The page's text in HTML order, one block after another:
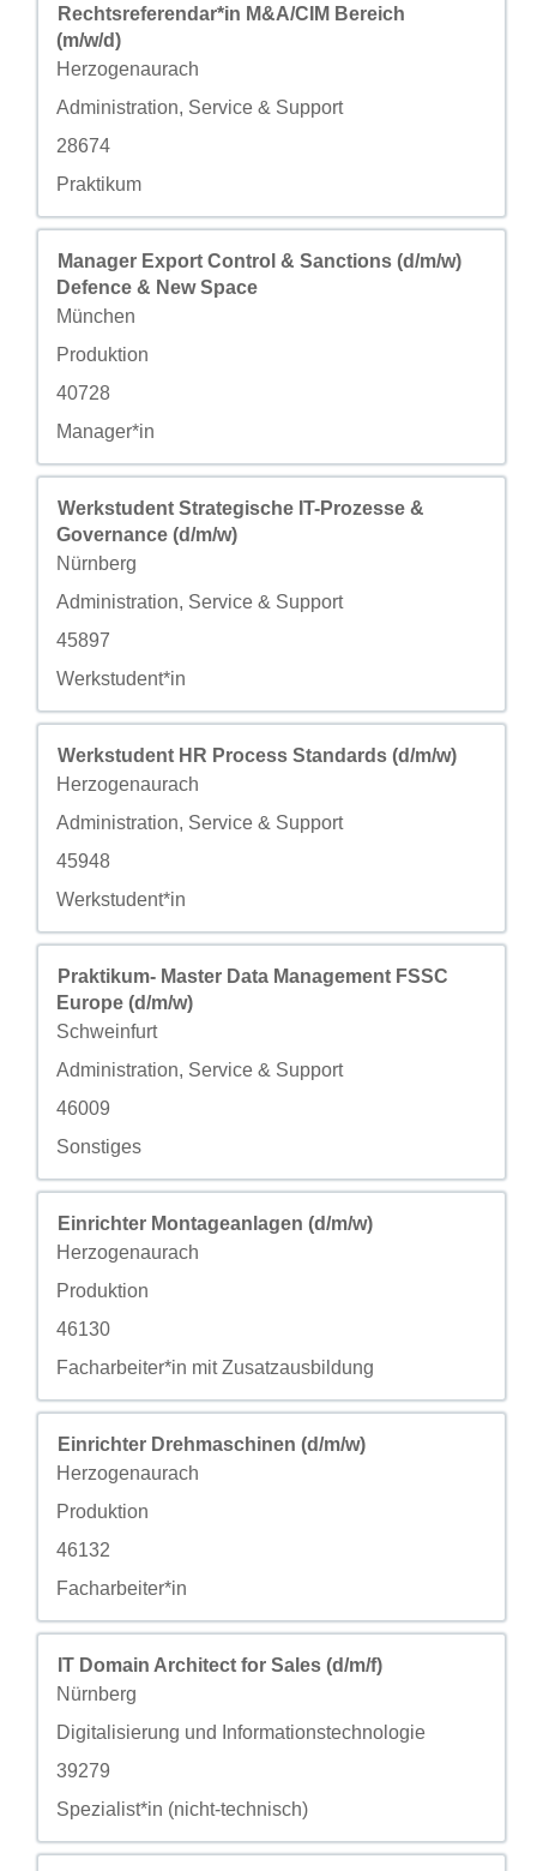
职务
Rechtsreferendar*in M&A/CIM Bereich
(m/w/d)
城市
Herzogenaurach
自定义字段 2
Administration, Service & Support
自定义字段 3
28674
自定义字段 4
Praktikum
使用空格键进行选择以查看职位信息的完整内容。
职务
Manager Export Control & Sanctions (d/m/w)
Defence & New Space
城市
München
自定义字段 2
Produktion
自定义字段 3
40728
自定义字段 4
Manager*in
使用空格键进行选择以查看职位信息的完整内容。
职务
Werkstudent Strategische IT-Prozesse &
Governance (d/m/w)
城市
Nürnberg
自定义字段 2
Administration, Service & Support
自定义字段 3
45897
自定义字段 4
Werkstudent*in
使用空格键进行选择以查看职位信息的完整内容。
职务
Werkstudent HR Process Standards (d/m/w)
城市
Herzogenaurach
自定义字段 2
Administration, Service & Support
自定义字段 3
45948
自定义字段 4
Werkstudent*in
使用空格键进行选择以查看职位信息的完整内容。
职务
Praktikum- Master Data Management FSSC
Europe (d/m/w)
城市
Schweinfurt
自定义字段 2
Administration, Service & Support
自定义字段 3
46009
自定义字段 4
Sonstiges
使用空格键进行选择以查看职位信息的完整内容。
职务
Einrichter Montageanlagen (d/m/w)
城市
Herzogenaurach
自定义字段 2
Produktion
自定义字段 3
46130
自定义字段 4
Facharbeiter*in mit Zusatzausbildung
使用空格键进行选择以查看职位信息的完整内容。
职务
Einrichter Drehmaschinen (d/m/w)
城市
Herzogenaurach
自定义字段 2
Produktion
自定义字段 3
46132
自定义字段 4
Facharbeiter*in
使用空格键进行选择以查看职位信息的完整内容。
职务
IT Domain Architect for Sales (d/m/f)
城市
Nürnberg
自定义字段 2
Digitalisierung und Informationstechnologie
自定义字段 3
39279
自定义字段 4
Spezialist*in (nicht-technisch)
使用空格键进行选择以查看职位信息的完整内容。